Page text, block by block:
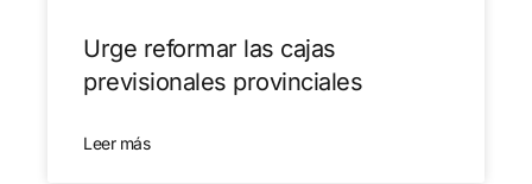
Urge reformar las cajas
previsionales provinciales
Leer más